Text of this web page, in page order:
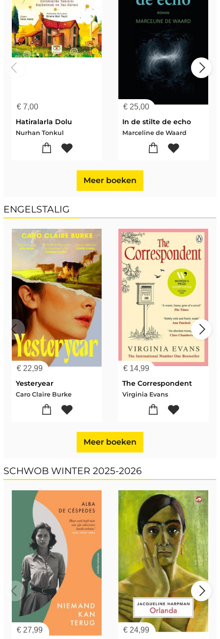
€ 7,00
Hatiralarla Dolu
Nurhan Tonkul
€ 25,00
In de stilte de echo
Marceline de Waard
Meer boeken
ENGELSTALIG
€ 22,99
Yesteryear
Caro Claire Burke
€ 14,99
The Correspondent
Virginia Evans
Meer boeken
SCHWOB WINTER 2025-2026
€ 27,99 € 24,99